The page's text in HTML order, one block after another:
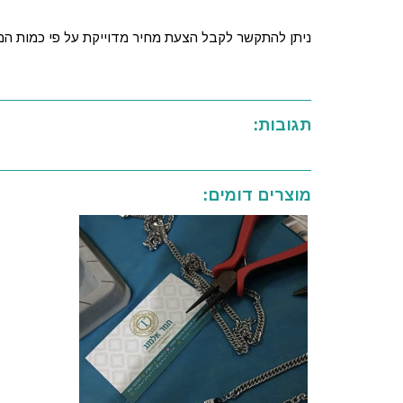
ניתן להתקשר לקבל הצעת מחיר מדוייקת על פי כמות
תגובות:
מוצרים דומים: